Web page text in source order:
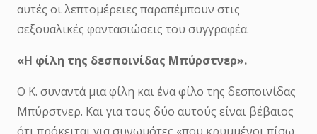
αυτές οι λεπτομέρειες παραπέμπουν στις
σεξουαλικές φαντασιώσεις του συγγραφέα.
«Η φίλη της δεσποινίδας Μπύρστνερ».
Ο Κ. συναντά μια φίλη και ένα φίλο της δεσποινίδας
Μπύρστνερ. Και για τους δύο αυτούς είναι βέβαιος